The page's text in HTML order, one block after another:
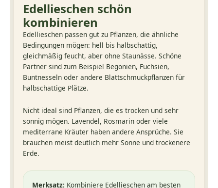
Edellieschen schön
kombinieren
Edellieschen passen gut zu Pflanzen, die ähnliche
Bedingungen mögen: hell bis halbschattig,
gleichmäßig feucht, aber ohne Staunässe. Schöne
Partner sind zum Beispiel Begonien, Fuchsien,
Buntnesseln oder andere Blattschmuckpflanzen für
halbschattige Plätze.
Nicht ideal sind Pflanzen, die es trocken und sehr
sonnig mögen. Lavendel, Rosmarin oder viele
mediterrane Kräuter haben andere Ansprüche. Sie
brauchen meist deutlich mehr Sonne und trockenere
Erde.
Merksatz: Kombiniere Edellieschen am besten